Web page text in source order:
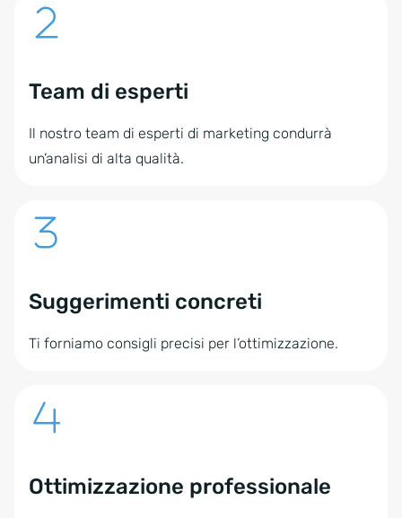
Team di esperti
Il nostro team di esperti di marketing condurrà
un’analisi di alta qualità.
Suggerimenti concreti
Ti forniamo consigli precisi per l’ottimizzazione.
Ottimizzazione professionale